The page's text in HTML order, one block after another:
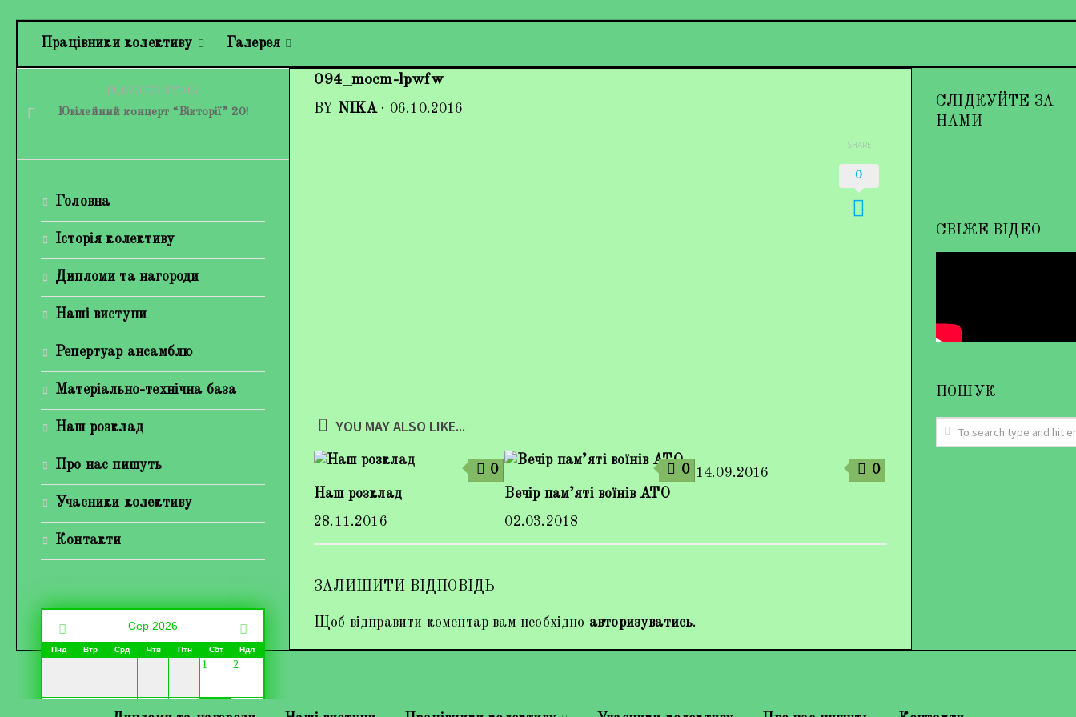
Працівники колективу Галерея
094_mocm-lpwfw
BY NIKA · 06.10.2016
SHARE
0
YOU MAY ALSO LIKE...
0
Наш розклад
28.11.2016
0
Вечір пам’яті воїнів АТО
02.03.2018
0
14.09.2016
ЗАЛИШИТИ ВІДПОВІДЬ
Щоб відправити коментар вам необхідно авторизуватись.
PREVIOUS STORY
Ювілейний концерт “Вікторії” 20!
Головна
Історія колективу
Дипломи та нагороди
Наші виступи
Репертуар ансамблю
Матеріально-технічна база
Наш розклад
Про нас пишуть
Учасники колективу
Контакти
Сер 2026
Пнд Втр Срд Чтв Птн Сбт Ндл
1 2
СЛІДКУЙТЕ ЗА
НАМИ
СВІЖЕ ВІДЕО
ПОШУК